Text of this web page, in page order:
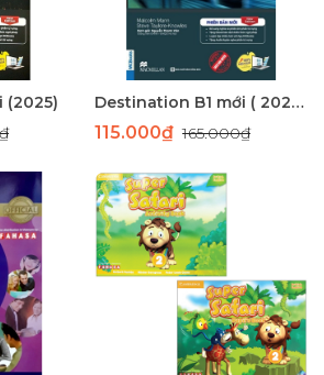
(2025) Destination B1 mới ( 2023 )
115.000₫165.000₫